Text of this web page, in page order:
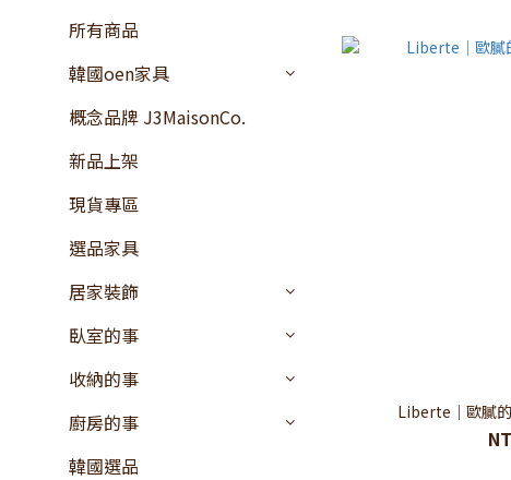
所有商品
韓國oen家具
概念品牌 J3MaisonCo.
新品上架
現貨專區
選品家具
居家裝飾
臥室的事
收納的事
廚房的事
韓國選品
Liberte｜歐膩